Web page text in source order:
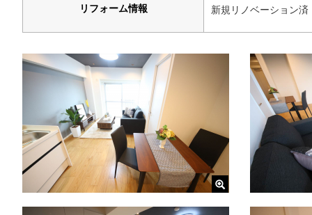
リフォーム情報 新規リノベーション済